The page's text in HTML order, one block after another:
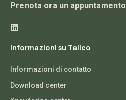
Prenota ora un
Informazioni su Tellco
Informazioni di contatto
Download center